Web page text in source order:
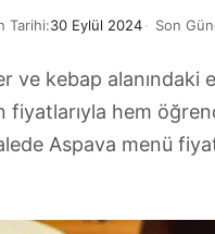
Tarihi:30 Eylül 2024 Son
ve kebap
hem
Aspava menü